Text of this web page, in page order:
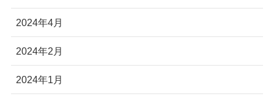
2024年4月
2024年2月
2024年1月